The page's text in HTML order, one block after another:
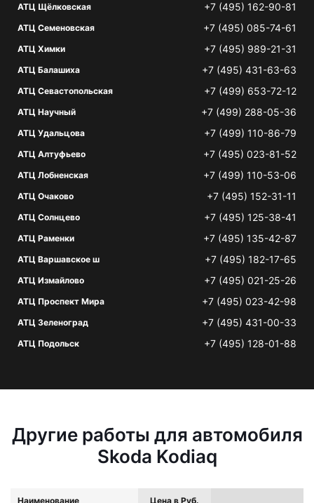
АТЦ Щёлковская +7 (495) 162-90-81
АТЦ Семеновская +7 (495) 085-74-61
АТЦ Химки +7 (495) 989-21-31
АТЦ Балашиха +7 (495) 431-63-63
АТЦ Севастопольская +7 (499) 653-72-12
АТЦ Научный +7 (499) 288-05-36
АТЦ Удальцова +7 (499) 110-86-79
АТЦ Алтуфьево +7 (495) 023-81-52
АТЦ Лобненская +7 (499) 110-53-06
АТЦ Очаково +7 (495) 152-31-11
АТЦ Солнцево +7 (495) 125-38-41
АТЦ Раменки +7 (495) 135-42-87
АТЦ Варшавское ш +7 (495) 182-17-65
АТЦ Измайлово +7 (495) 021-25-26
АТЦ Проспект Мира +7 (495) 023-42-98
АТЦ Зеленоград +7 (495) 431-00-33
АТЦ Подольск +7 (495) 128-01-88
Другие работы для автомобиля
Skoda Kodiaq
Наименование Цена в Руб.